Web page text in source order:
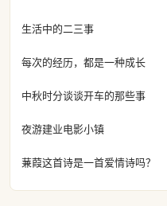
生活中的二三事
每次的经历，都是一种成长
中秋时分谈谈开车的那些事
夜游建业电影小镇
蒹葭这首诗是一首爱情诗吗？